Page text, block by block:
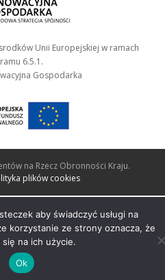
aby świadczyć usługi na
korzystanie ze strony oznacza, że
się na ich użycie.
Ok
Unii Europejskiej w ramach
6.5.1.
Gospodarka
na Rzecz Obronności Kraju.
plików cookies